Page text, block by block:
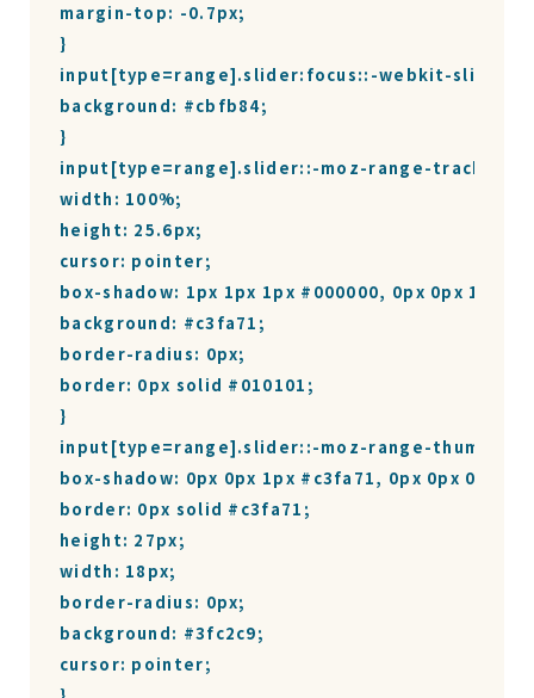
margin-top: -0.7px;
}
input[type=range].slider:focus::-webkit-slider-
background: #cbfb84;
}
input[type=range].slider::-moz-range-track {
width: 100%;
height: 25.6px;
cursor: pointer;
box-shadow: 1px 1px 1px #000000, 0px 0px 1px
background: #c3fa71;
border-radius: 0px;
border: 0px solid #010101;
}
input[type=range].slider::-moz-range-thumb {
box-shadow: 0px 0px 1px #c3fa71, 0px 0px 0px
border: 0px solid #c3fa71;
height: 27px;
width: 18px;
border-radius: 0px;
background: #3fc2c9;
cursor: pointer;